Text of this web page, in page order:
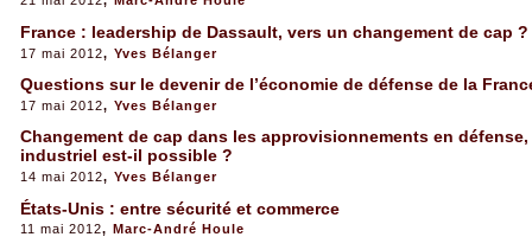
France : leadership de Dassault, vers un changement de cap ?
17 mai 2012, Yves Bélanger
Questions sur le devenir de l’économie de défense de la
17 mai 2012, Yves Bélanger
Changement de cap dans les approvisionnements en
industriel est-il possible ?
14 mai 2012, Yves Bélanger
États-Unis : entre sécurité et commerce
11 mai 2012, Marc-André Houle